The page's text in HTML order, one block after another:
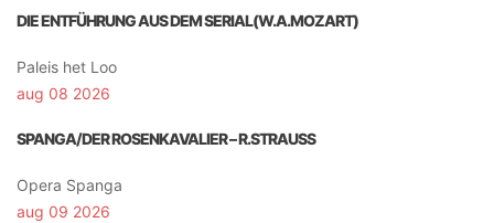
DIE ENTFÜHRUNG AUS DEM SERIAL(W.A.MOZART)
Paleis het Loo
aug 08 2026
SPANGA/DER ROSENKAVALIER – R.STRAUSS
Opera Spanga
aug 09 2026